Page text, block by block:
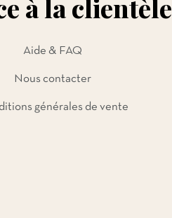
à la clientèle
Aide & FAQ
Nous contacter
générales de vente